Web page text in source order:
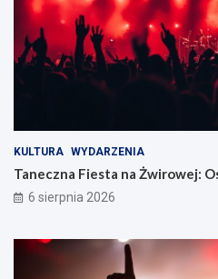
KULTURA WYDARZENIA
Taneczna Fiesta na Żwirowej:
6 sierpnia 2026